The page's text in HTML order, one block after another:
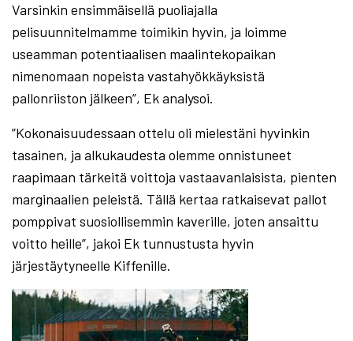
Varsinkin ensimmäisellä puoliajalla
pelisuunnitelmamme toimikin hyvin, ja loimme
useamman potentiaalisen maalintekopaikan
nimenomaan nopeista vastahyökkäyksistä
pallonriiston jälkeen”, Ek analysoi.
”Kokonaisuudessaan ottelu oli mielestäni hyvinkin
tasainen, ja alkukaudesta olemme onnistuneet
raapimaan tärkeitä voittoja vastaavanlaisista, pienten
marginaalien peleistä. Tällä kertaa ratkaisevat pallot
pomppivat suosiollisemmin kaverille, joten ansaittu
voitto heille”, jakoi Ek tunnustusta hyvin
järjestäytyneelle Kiffenille.